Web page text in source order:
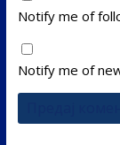
Notify me of
Notify me of